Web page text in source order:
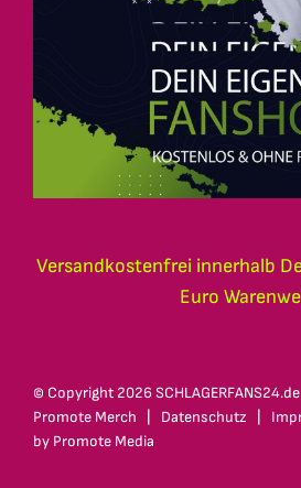
Versandkostenfrei innerhalb
Euro
© Copyright 2026
Promote Merch
Datenschutz
by Promote Media